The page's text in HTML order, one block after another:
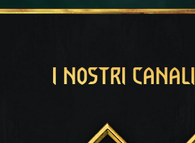
I NOSTRI